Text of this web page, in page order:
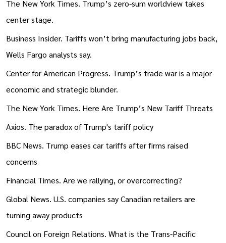
The New York Times. Trump’s zero-sum worldview takes
center stage.
Business Insider. Tariffs won’t bring manufacturing jobs back,
Wells Fargo analysts say.
Center for American Progress. Trump’s trade war is a major
economic and strategic blunder.
The New York Times. Here Are Trump’s New Tariff Threats
Axios. The paradox of Trump's tariff policy
BBC News. Trump eases car tariffs after firms raised
concerns
Financial Times. Are we rallying, or overcorrecting?
Global News. U.S. companies say Canadian retailers are
turning away products
Council on Foreign Relations. What is the Trans-Pacific